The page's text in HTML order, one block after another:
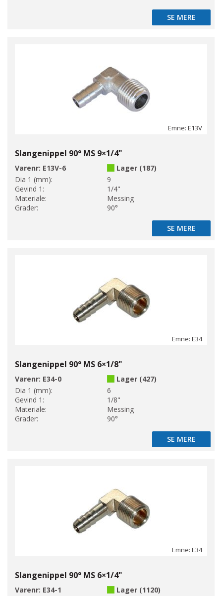
SE MERE
SE MERE
Emne: E13V
Slangenippel 90° MS 9×1/4"
Varenr: E13V-6
Lager (187)
Dia 1 (mm):
9
Gevind 1:
1/4"
Materiale:
Messing
Grader:
90°
SE MERE
SE MERE
Emne: E34
Slangenippel 90° MS 6×1/8"
Varenr: E34-0
Lager (427)
Dia 1 (mm):
6
Gevind 1:
1/8"
Materiale:
Messing
Grader:
90°
SE MERE
SE MERE
Emne: E34
Slangenippel 90° MS 6×1/4"
Varenr: E34-1
Lager (1120)